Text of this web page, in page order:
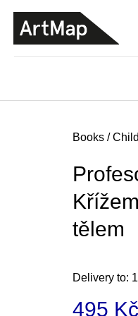
Home
Books /
tělem
Delivery to:
495 Kč
BACK
SHOPPING
BACK
SHOPPING